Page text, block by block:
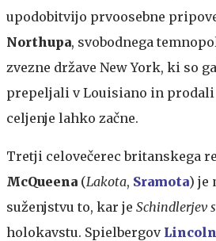
upodobitvijo prvoosebne
Northupa, svobodnega
zvezne države New York, ki so
prepeljali v Louisiano in prodali
celjenje lahko začne.
Tretji celovečerec britanskega
McQueena (Lakota, Sramota) je
suženjstvu to, kar je Schindlerjev
holokavstu. Spielbergov Lincoln